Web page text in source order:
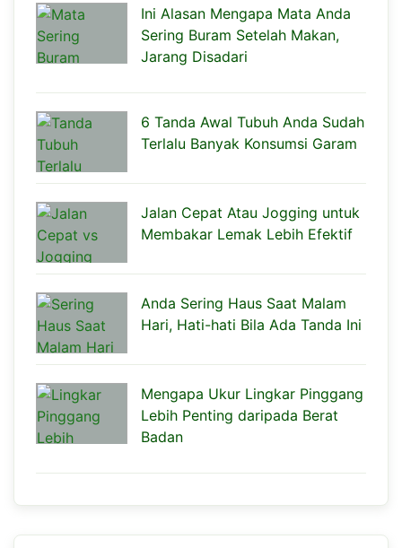
Ini Alasan Mengapa Mata Anda
Sering Buram Setelah Makan,
Jarang Disadari
6 Tanda Awal Tubuh Anda Sudah
Terlalu Banyak Konsumsi Garam
Jalan Cepat Atau Jogging untuk
Membakar Lemak Lebih Efektif
Anda Sering Haus Saat Malam
Hari, Hati-hati Bila Ada Tanda Ini
Mengapa Ukur Lingkar Pinggang
Lebih Penting daripada Berat
Badan